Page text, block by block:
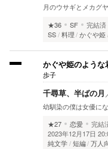
月のウサギとメカグ
★36
SF 完結済
SS 料理 かぐや姫
かぐや姫のような
歩子
千尋草、半ばの月
幼馴染の僕は女優に
★27
恋愛 完結
2023年12月17日
純文学 短編 万人